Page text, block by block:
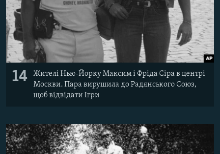
14
Жителі Нью-Йорку Максим і Фріда Сіра в центрі
Москви. Пара вирушила до Радянського Союз,
щоб відвідати Ігри